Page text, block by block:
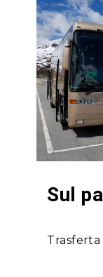
Sul
Trasferta